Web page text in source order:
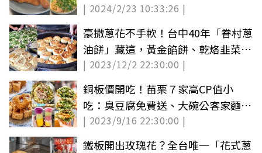
吃
| 2024/2/23 10:33:26 |
豪撒蔥花不手軟！台中40年「眷村蔥
油餅」藏這，黃金餡餅、乾烙韭菜盒
也必買
| 2023/12/2 22:30:00 |
銅板價開吃！苗栗７家高CP值小
吃：臭豆腐免費送、大碗公客家麵、
爆汁湯包
| 2023/9/16 22:30:00 |
鐵板開出玫瑰花？全台唯一「花式蔥